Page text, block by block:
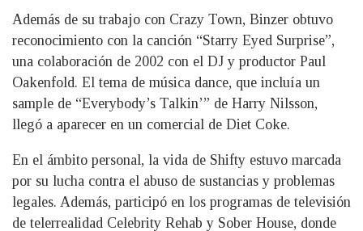
Además de su trabajo con Crazy Town, Binzer obtuvo
reconocimiento con la canción “Starry Eyed Surprise”,
una colaboración de 2002 con el DJ y productor Paul
Oakenfold. El tema de música dance, que incluía un
sample de “Everybody’s Talkin’” de Harry Nilsson,
llegó a aparecer en un comercial de Diet Coke.
En el ámbito personal, la vida de Shifty estuvo marcada
por su lucha contra el abuso de sustancias y problemas
legales. Además, participó en los programas de televisión
de telerrealidad Celebrity Rehab y Sober House, donde